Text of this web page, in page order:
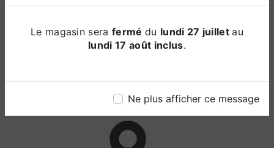
Le magasin serafermé du lundi 27 juilletau
lundi 17 août inclus.
Ne plus afficher ce message